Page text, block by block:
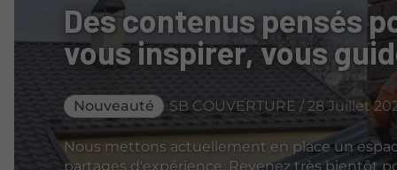
Des contenus pensés
vous inspirer, vous
Nouveauté SB COUVERTURE / 28 Juillet
Nous mettons actuellement en place un
partages d'expérience. Revenez très bientôt